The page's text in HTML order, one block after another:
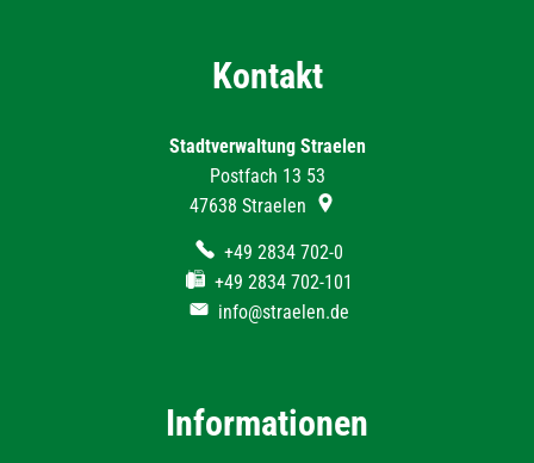
Kontakt
Stadtverwaltung Straelen
Postfach 13 53
47638 Straelen
+49 2834 702-0
+49 2834 702-101
info@straelen.de
Informationen